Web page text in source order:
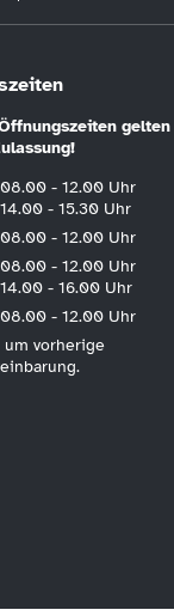
08.00 - 12.00 Uhr
14.00 - 15.30 Uhr
08.00 - 12.00 Uhr
08.00 - 12.00 Uhr
14.00 - 16.00 Uhr
08.00 - 12.00 Uhr
vorherige